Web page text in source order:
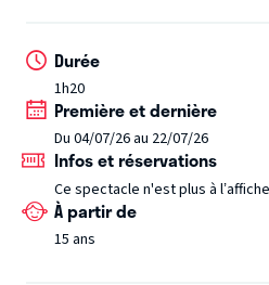
Durée
1h20
Première et dernière
Du 04/07/26 au 22/07/26
Infos et réservations
Ce spectacle n'est plus à l’affiche
À partir de
15 ans